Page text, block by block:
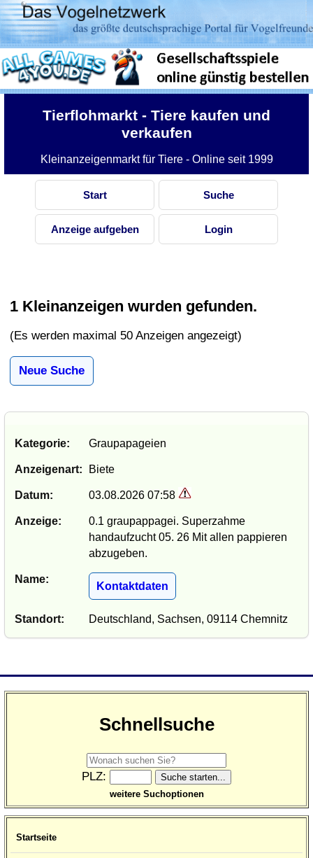
Schnellsuche
PLZ:
weitere Suchoptionen
Startseite
Tierflohmarkt - Tiere kaufen und
verkaufen
Kleinanzeigenmarkt für Tiere - Online seit 1999
Start Suche
Anzeige aufgeben Login
1 Kleinanzeigen wurden gefunden.
(Es werden maximal 50 Anzeigen angezeigt)
Neue Suche
Kategorie: Graupapageien
Anzeigenart: Biete
Datum: 03.08.2026 07:58
Anzeige:
0.1 graupappagei. Superzahme
handaufzucht 05. 26 Mit allen pappieren
abzugeben.
Name:
Kontaktdaten
Standort: Deutschland, Sachsen, 09114 Chemnitz